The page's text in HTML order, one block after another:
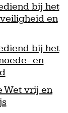
bij het
en
bij het
en
Wet vrij en